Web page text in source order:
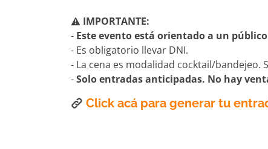
IMPORTANTE:
- Este evento está orientado a un público
- Es obligatorio llevar DNI.
- La cena es modalidad cocktail/bandejeo.
-Solo entradas anticipadas. No hay
Click acá para generar tu